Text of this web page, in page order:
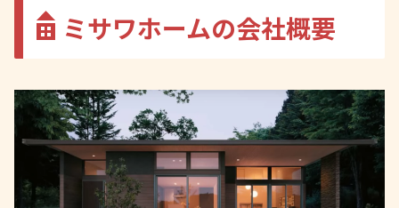
ミサワホームの会社概要